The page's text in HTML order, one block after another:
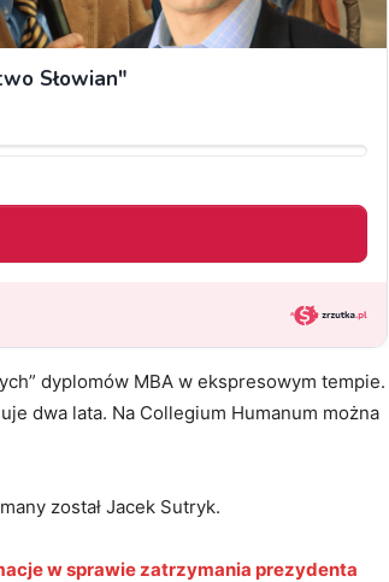
dyplomów MBA w ekspresowym tempie.
dwa lata. Na Collegium Humanum można
został Jacek Sutryk.
w sprawie zatrzymania prezydenta